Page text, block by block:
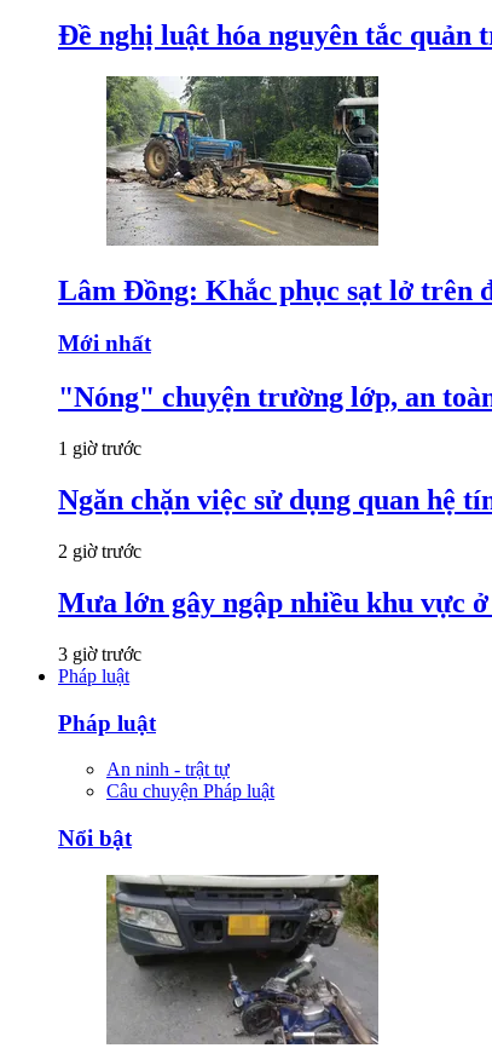
Đề nghị luật hóa nguyên tắc quản
Lâm Đồng: Khắc phục sạt lở trên
Mới nhất
"Nóng" chuyện trường lớp, an
1 giờ trước
Ngăn chặn việc sử dụng quan hệ
2 giờ trước
Mưa lớn gây ngập nhiều khu vực
3 giờ trước
Pháp luật
Pháp luật
An ninh - trật tự
Câu chuyện Pháp luật
Nổi bật